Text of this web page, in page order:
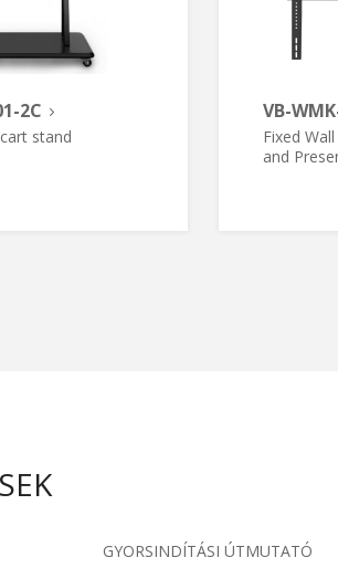
2C
stand
VB-
Fixed
and
GYORSINDÍTÁSI ÚTMUTATÓ